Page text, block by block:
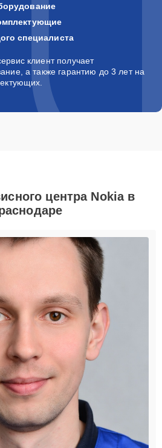
специалиста
клиент получает
а также гарантию до 3 лет на
центра Nokia в